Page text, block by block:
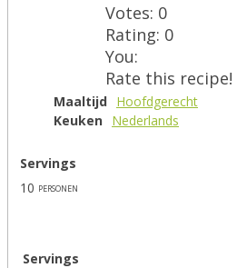
Votes: 0
Rating: 0
You:
Rate this recipe!
Maaltijd Hoofdgerecht
Keuken Nederlands
Servings
10 personen
Servings